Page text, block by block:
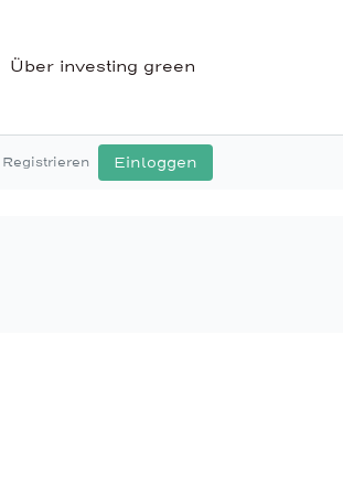
Über investing green
Registrieren Einloggen